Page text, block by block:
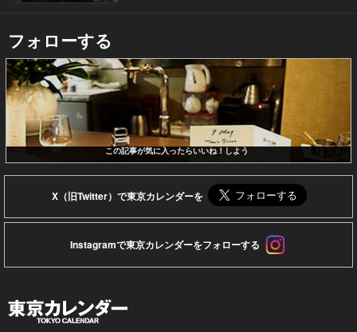
フォローする
この記事が気に入ったらいいね！しよう
X（旧Twitter）で東京カレンダーを
Instagramで東京カレンダーをフォローする